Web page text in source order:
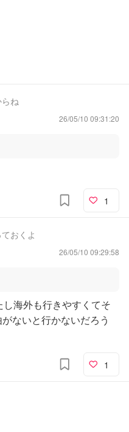
ね
26/05/10 09:31:20
1
おくよ
26/05/10 09:29:58
海外も行きやすくてそ
ないと行かないだろう
1